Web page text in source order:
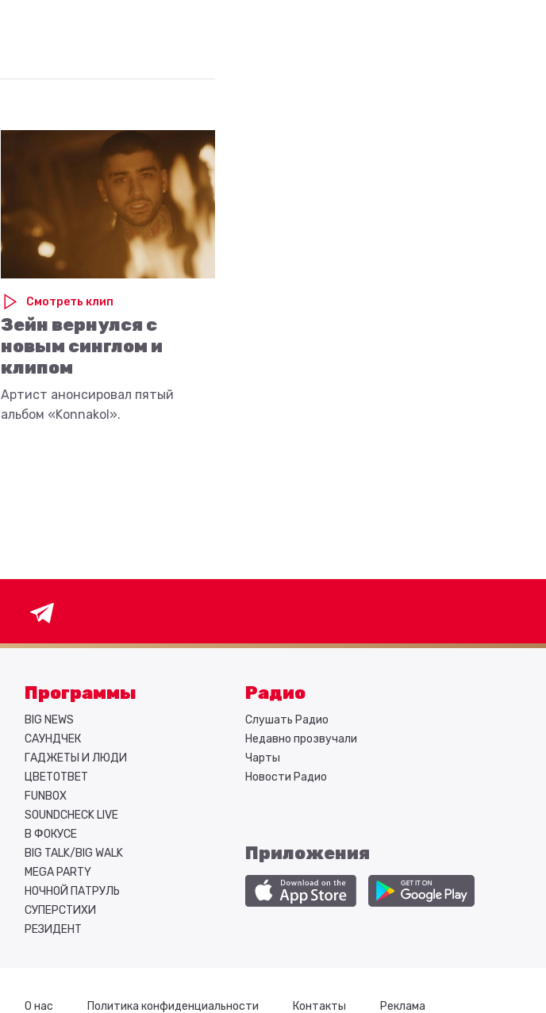
Смотреть клип
Зейн вернулся с
новым синглом и
клипом
Артист анонсировал пятый
альбом «Konnakol».
Программы
BIG NEWS
САУНДЧЕК
ГАДЖЕТЫ И ЛЮДИ
ЦВЕТОТВЕТ
FUNBOX
SOUNDCHECK LIVE
В ФОКУСЕ
BIG TALK/BIG WALK
MEGA PARTY
НОЧНОЙ ПАТРУЛЬ
СУПЕРСТИХИ
РЕЗИДЕНТ
Радио
Слушать Радио
Недавно прозвучали
Чарты
Новости Радио
Приложения
О нас Политика конфиденциальности Контакты Реклама